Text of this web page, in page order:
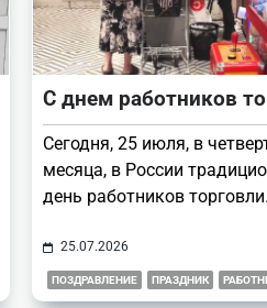
С днем работников
Сегодня, 25 июля, в
месяца, в России
день работников торговли.
25.07.2026
ПОЗДРАВЛЕНИЕ ПРАЗДНИК